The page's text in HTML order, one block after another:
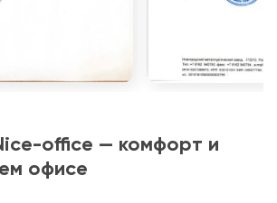
office — комфорт и
офисе